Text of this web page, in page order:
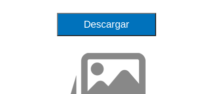
semiautomático del ancho del rin
Peso máximo de la rueda
Fuente de alimentación
71”x60”x53” | 180x152x135cm
Alto x Ancho x Largo
Descargar